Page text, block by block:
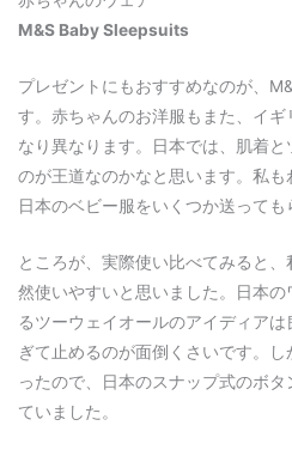
M&S Baby Sleepsuits
プレゼントにもおすすめなのが、
す。赤ちゃんのお洋服もまた、イ
なり異なります。日本では、肌着
のが王道なのかなと思います。私も
日本のベビー服をいくつか送っても
ところが、実際使い比べてみると
然使いやすいと思いました。日本
るツーウェイオールのアイディア
ぎて止めるのが面倒くさいです。
ったので、日本のスナップ式のボ
ていました。